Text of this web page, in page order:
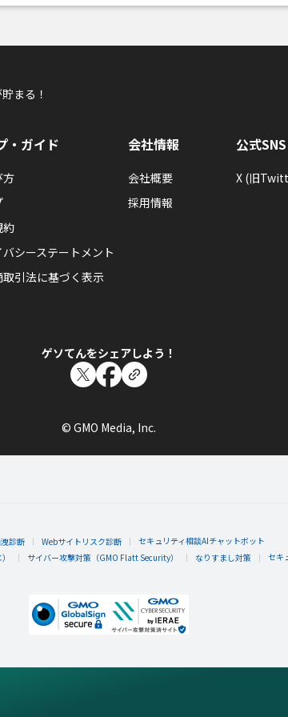
まる！
・ガイド
方
約
バシーステートメント
取引法に基づく表示
会社情報
会社概要
採用情報
公式SNS
X (旧
ゲソてんをシェアしよう！
© GMO Media, Inc.
診断 Webサイトリスク診断
セキュリティ相談AIチャットボット
サイバー攻撃対策（GMO Flatt Security） なりすまし対策 セキ